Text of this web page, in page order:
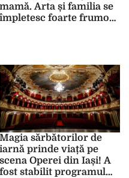
mamă. Arta și familia se
împletesc foarte frumos
Magia sărbătorilor de
iarnă prinde viață pe
scena Operei din Iași! A
fost stabilit programul